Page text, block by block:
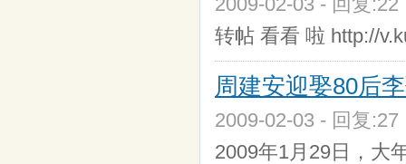
转帖 看看 啦 http://
周建安迎娶80后
2009-02-03 - 回复
2009年1月29日，大